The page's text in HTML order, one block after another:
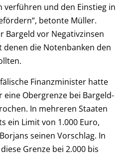
verführen und den Einstieg in
betonte Müller.
Bargeld vor Negativzinsen
denen die Notenbanken den
Finanzminister hatte
eine Obergrenze bei Bargeld-
In mehreren Staaten
ein Limit von 1.000 Euro,
seinen Vorschlag. In
Grenze bei 2.000 bis